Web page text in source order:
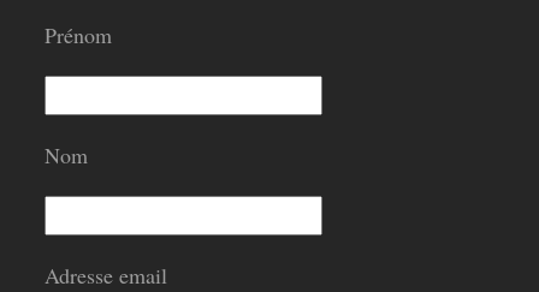
Prénom
Nom
Adresse email